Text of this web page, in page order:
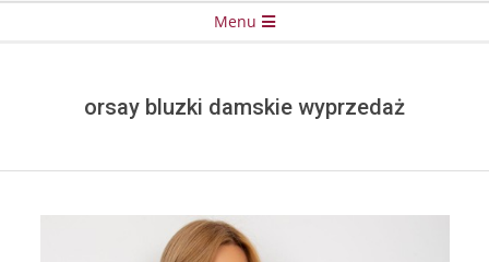
Menu
orsay bluzki damskie wyprzedaż